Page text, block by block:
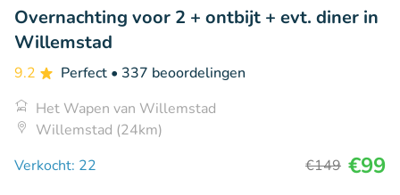
Overnachting voor 2 + ontbijt + evt. diner in
Willemstad
9.2 Perfect • 337 beoordelingen
Het Wapen van Willemstad
Willemstad (24km)
Verkocht: 22
€149 €99